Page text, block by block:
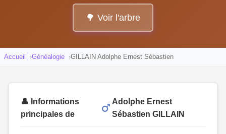
🌳 Voir l'arbre
Accueil Généalogie GILLAIN Adolphe Ernest Sébastien
👤 Informations
principales de
Adolphe Ernest
Sébastien GILLAIN